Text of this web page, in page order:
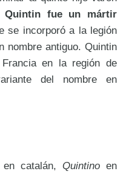
Quintin fue un mártir
se incorporó a la legión
nombre antiguo. Quintin
en la región de
del nombre en
catalán,Quintino en